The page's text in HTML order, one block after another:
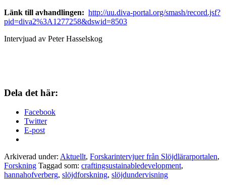
Länk till avhandlingen: http://uu.diva-portal.org/smash/record.jsf?
pid=diva2%3A1277258&dswid=8503
Intervjuad av Peter Hasselskog
Dela det här:
Facebook
Twitter
E-post
Arkiverad under: Aktuellt, Forskarintervjuer från Slöjdlärarportalen,
Forskning Taggad som: craftingsustainabledevelopment,
hannahofverberg, slöjdforskning, slöjdundervisning